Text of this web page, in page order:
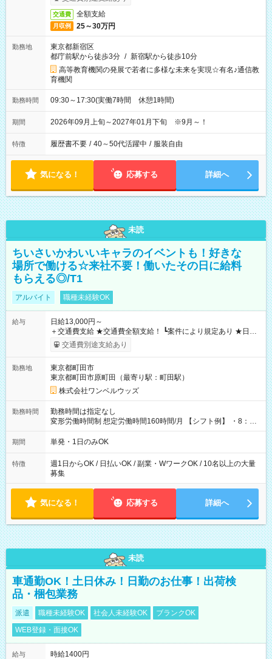
交通費 全額支給
月収例 25～30万円
勤務地
東京都新宿区
都庁前駅から徒歩3分 / 新宿駅から徒歩10分
高等教育機関の発展で若者に多様な未来を実現☆有名♪通信教
育機関
勤務時間 09:30～17:30(実働7時間 休憩1時間)
期間 2026年09月上旬～2027年01月下旬 ※9月～！
特徴 履歴書不要 / 40～50代活躍中 / 服装自由
気になる！ 応募する 詳細へ
未読
ちいさいかわいいキャラのイベントも！好きな
場所で働ける☆来社不要！働いたその日に給料
もらえる◎/T1
アルバイト 職種未経験OK
給与
日給13,000円～
＋交通費支給 ★交通費全額支給！ ┗案件により規定あり ★日払
いOK！（規定あり） ┗働いたその日に現金GET♪ お仕事後はコ
ンビニATMから 日払い分を引き落とせます！ 【試用期間】試
交通費別途支給あり
勤務地
東京都町田市
東京都町田市原町田（最寄り駅：町田駅）
株式会社ワンベルウッズ
勤務時間
勤務時間は指定なし
変形労働時間制 想定労働時間160時間/月 【シフト例】 ・8：00
～21：00
期間 単発・1日のみOK
特徴
週1日からOK / 日払いOK / 副業・WワークOK / 10名以上の大量
募集
気になる！ 応募する 詳細へ
未読
車通勤OK！土日休み！日勤のお仕事！出荷検
品・梱包業務
派遣 職種未経験OK 社会人未経験OK
ブランクOK
WEB登録・面接OK
給与
時給1400円